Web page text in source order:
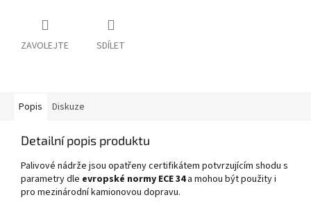
ZAVOLEJTE SDÍLET
Popis Diskuze
Detailní popis produktu
Palivové nádrže jsou opatřeny certifikátem potvrzujícím shodu s
parametry dle evropské normy ECE 34 a mohou být použity i
pro mezinárodní kamionovou dopravu.